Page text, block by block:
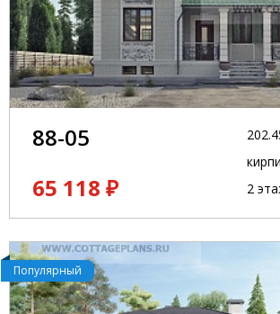
88-05
65 118 ₽
2
Популярный